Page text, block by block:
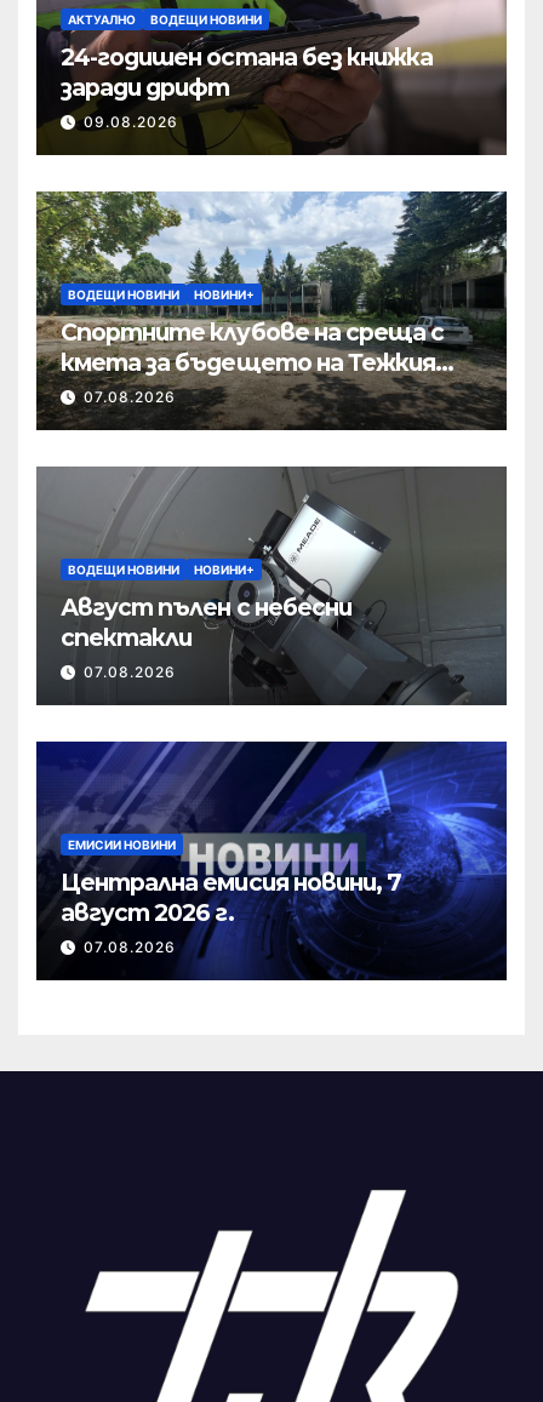
АКТУАЛНО ВОДЕЩИ НОВИНИ
24-годишен остана без книжка
заради дрифт
09.08.2026
ВОДЕЩИ НОВИНИ НОВИНИ+
Спортните клубове на среща с
кмета за бъдещето на Тежкия
полк
07.08.2026
ВОДЕЩИ НОВИНИ НОВИНИ+
Август пълен с небесни
спектакли
07.08.2026
ЕМИСИИ НОВИНИ
Централна емисия новини, 7
август 2026 г.
07.08.2026